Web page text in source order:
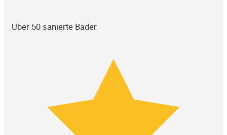
Über 50 sanierte Bäder